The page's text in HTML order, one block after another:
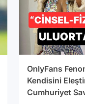
OnlyFans
Kendisini
Cumhuriyet